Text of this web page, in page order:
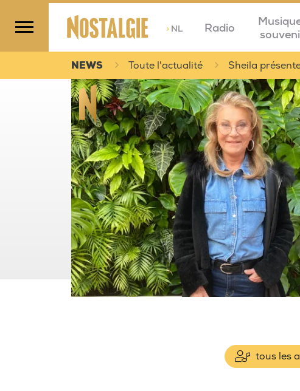
>NL Radio
NEWS Toute l'actualité Sheila
tous les